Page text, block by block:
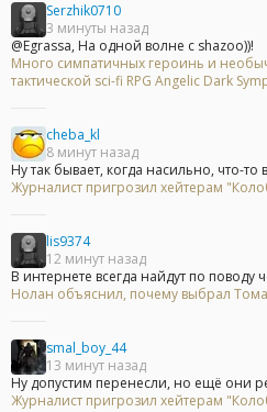
Serzhik0710
3 минуты назад
@Egrassa, На одной волне с shazoo))!
Много симпатичных героинь и
тактической sci-fi RPG Angelic Dark
cheba_kl
8 минут назад
Ну так бывает, когда насильно, что-то
Журналист пригрозил хейтерам
lis9374
12 минут назад
В интернете всегда найдут по поводу
Нолан объяснил, почему выбрал
smal_boy_44
13 минут назад
Ну допустим перенесли, но ещё они
Журналист пригрозил хейтерам